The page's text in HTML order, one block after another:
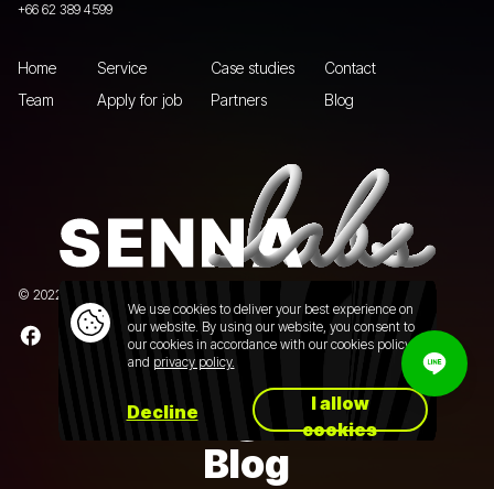
We use cookies to deliver your best experience on
our website. By using our website, you consent to
our cookies in accordance with our cookies policy
and privacy policy.
Decline
I allow
cookies
+66 62 389 4599
Home Service Case studies
Contact
Team
Apply for job Partners Blog
© 2022 Senna Labs Co., Ltd.All rights reserved. |
Blog